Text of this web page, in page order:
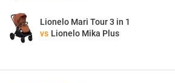
Lionelo Mari Tour 3 in 1
vs Lionelo Mika Plus